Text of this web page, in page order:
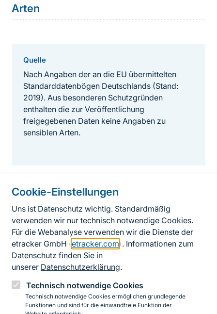
Cookie-Einstellungen
Uns ist Datenschutz wichtig. Standardmäßig
verwenden wir nur technisch notwendige Cookies.
Für die Webanalyse verwenden wir die Dienste der
etracker GmbH (etracker.com ). Informationen zum
Datenschutz finden Sie in
unserer Datenschutzerklärung.
Technisch notwendige Cookies
Technisch notwendige Cookies ermöglichen grundlegende
Funktionen und sind für die einwandfreie Funktion der
Arten
Quelle
Nach Angaben der an die EU übermittelten
Standarddatenbögen Deutschlands (Stand:
2019). Aus besonderen Schutzgründen
enthalten die zur Veröffentlichung
freigegebenen Daten keine Angaben zu
sensiblen Arten.
Informationen zur Seite
FußzeileKontakt zum BfN
Kontaktformular
Erklärung zur Barrierefreiheit
Impressum
Datenschutz